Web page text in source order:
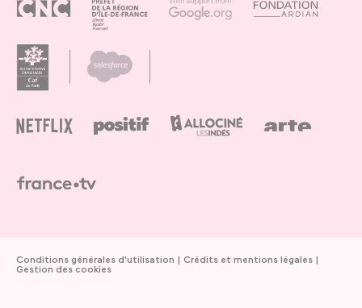
Conditions générales d'utilisation
Crédits et mentions légales
Gestion des cookies